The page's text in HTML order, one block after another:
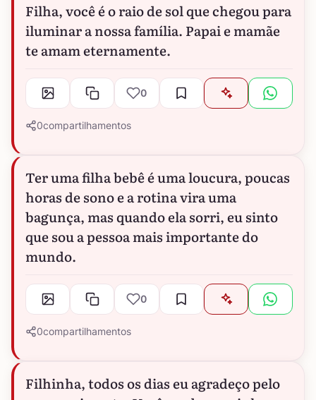
Filha, você é o raio de sol que chegou para
iluminar a nossa família. Papai e mamãe
te amam eternamente.
0
0compartilhamentos
Ter uma filha bebê é uma loucura, poucas
horas de sono e a rotina vira uma
bagunça, mas quando ela sorri, eu sinto
que sou a pessoa mais importante do
mundo.
0
0compartilhamentos
Filhinha, todos os dias eu agradeço pelo